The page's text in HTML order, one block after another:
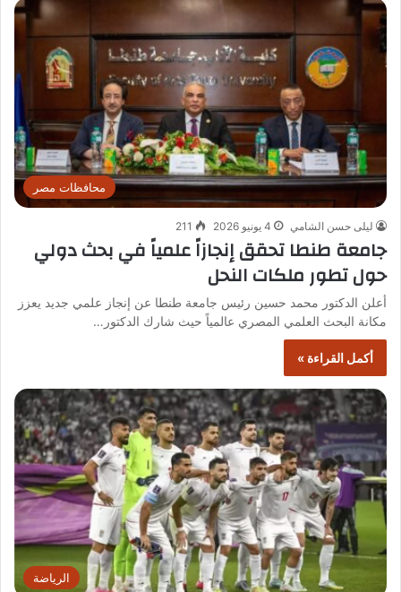
محافظات مصر
ليلى حسن الشامي 4 يونيو 2026 211
جامعة طنطا تحقق إنجازاً علمياً في بحث دولي
حول تطور ملكات النحل
أعلن الدكتور محمد حسين رئيس جامعة طنطا عن إنجاز علمي جديد يعزز
مكانة البحث العلمي المصري عالمياً حيث شارك الدكتور…
أكمل القراءة »
الرياضة